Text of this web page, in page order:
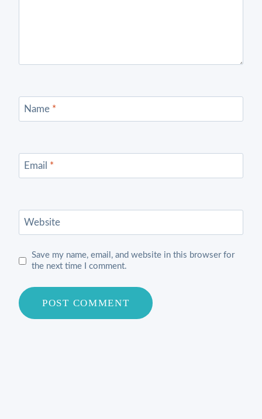
Name *
Email *
Website
Save my name, email, and website in this browser for
the next time I comment.